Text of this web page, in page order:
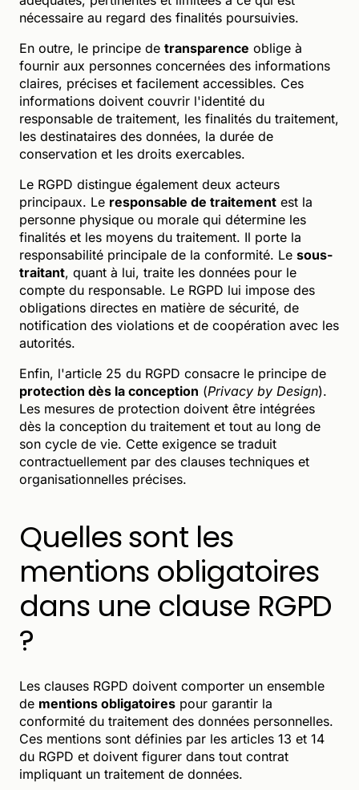
nécessaire au regard des finalités poursuivies.
En outre, le principe de transparence oblige à
fournir aux personnes concernées des informations
claires, précises et facilement accessibles. Ces
informations doivent couvrir l'identité du
responsable de traitement, les finalités du traitement,
les destinataires des données, la durée de
conservation et les droits exercables.
Le RGPD distingue également deux acteurs
principaux. Le responsable de traitement est la
personne physique ou morale qui détermine les
finalités et les moyens du traitement. Il porte la
responsabilité principale de la conformité. Le sous-
traitant, quant à lui, traite les données pour le
compte du responsable. Le RGPD lui impose des
obligations directes en matière de sécurité, de
notification des violations et de coopération avec les
autorités.
Enfin, l'article 25 du RGPD consacre le principe de
protection dès la conception (Privacy by Design).
Les mesures de protection doivent être intégrées
dès la conception du traitement et tout au long de
son cycle de vie. Cette exigence se traduit
contractuellement par des clauses techniques et
organisationnelles précises.
Quelles sont les
mentions obligatoires
dans une clause RGPD
?
Les clauses RGPD doivent comporter un ensemble
de mentions obligatoires pour garantir la
conformité du traitement des données personnelles.
Ces mentions sont définies par les articles 13 et 14
du RGPD et doivent figurer dans tout contrat
impliquant un traitement de données.